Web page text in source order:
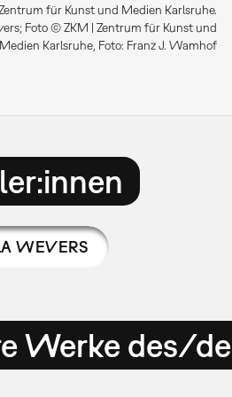
für Kunst und Medien Karlsruhe.
Foto © ZKM | Zentrum für Kunst und
Medien Karlsruhe, Foto: Franz J. Wamhof
WEVERS
Werke des/